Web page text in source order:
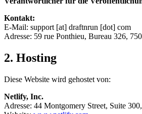
Kontakt:
E-Mail: support [at] draftnrun [dot] com
Adresse: 59 rue Ponthieu, Bureau 326,
2. Hosting
Diese Website wird gehostet von:
Netlify, Inc.
Adresse: 44 Montgomery Street, Suite